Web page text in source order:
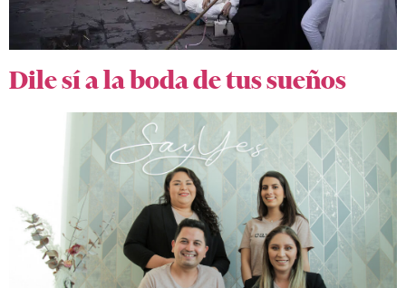
Dile sí a la boda de tus sueños